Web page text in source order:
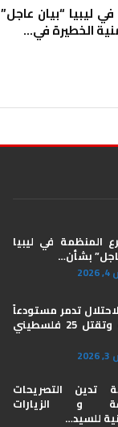
ليبيا “بيان عاجل”
الخطيرة في…
المنظمة في ليبيا
بشأن…
تدمر مستودعاً
للأدوية وتقتل 25 فلسطيني
تدين التصريحات
و الزيارات
للسيد…